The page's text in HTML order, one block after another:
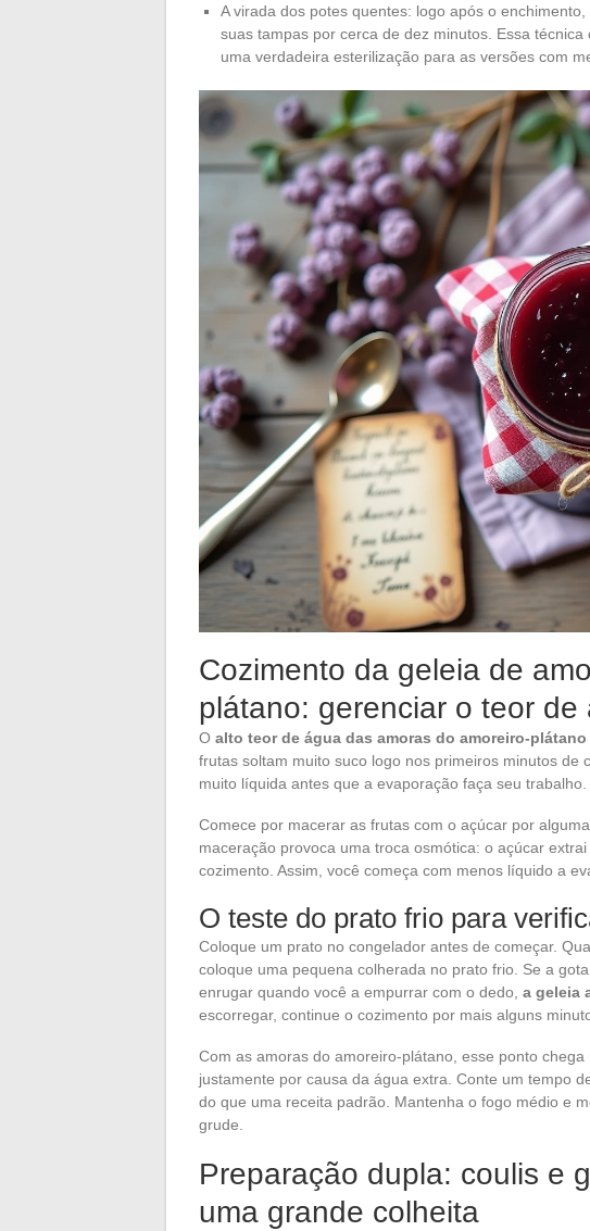
A virada dos potes quentes: logo após o
suas tampas por cerca de dez minutos. Essa
uma verdadeira esterilização para as versões com
Cozimento da geleia de
plátano: gerenciar o teor de
O alto teor de água das amoras do amoreiro-plátano
frutas soltam muito suco logo nos primeiros minutos de
muito líquida antes que a evaporação faça seu trabalho.
Comece por macerar as frutas com o açúcar por
maceração provoca uma troca osmótica: o açúcar
cozimento. Assim, você começa com menos líquido a
O teste do prato frio para
Coloque um prato no congelador antes de começar.
coloque uma pequena colherada no prato frio. Se a
enrugar quando você a empurrar com o dedo, a geleia
escorregar, continue o cozimento por mais alguns
Com as amoras do amoreiro-plátano, esse ponto
justamente por causa da água extra. Conte um tempo
do que uma receita padrão. Mantenha o fogo médio e
grude.
Preparação dupla: coulis e
uma grande colheita